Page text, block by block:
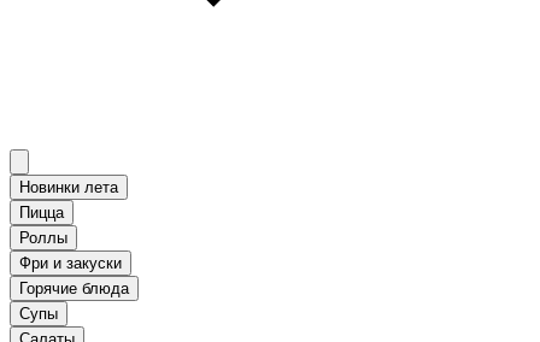
Новинки лета
Пицца
Роллы
Фри и закуски
Горячие блюда
Супы